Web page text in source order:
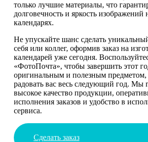
только лучшие материалы, что
долговечность и яркость изображений
календарях.
Не упускайте шанс сделать
себя или коллег, оформив заказ на
календарей уже сегодня.
«ФотоПочта», чтобы завершить этот
оригинальным и полезным предметом,
радовать вас весь следующий год. Мы
высокое качество продукции,
исполнения заказов и удобство в
сервиса.
Сделать заказ